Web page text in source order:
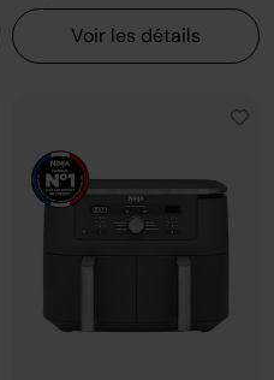
Voir les détails